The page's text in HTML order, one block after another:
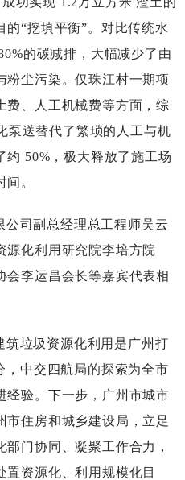
“挖填平衡”。对比传统水
的碳减排，大幅减少了由
粉尘污染。仅珠江村一期项
费、人工机械费等方面，综
泵送替代了繁琐的人工与机
约50%，极大释放了施工场
。
公司副总经理总工程师吴云
源化利用研究院李培方院
会李运昌会长等嘉宾代表相
筑垃圾资源化利用是广州打
，中交四航局的探索为全市
经验。下一步，广州市城市
市住房和城乡建设局，立足
门协同、凝聚工作合力，
资源化、利用规模化目